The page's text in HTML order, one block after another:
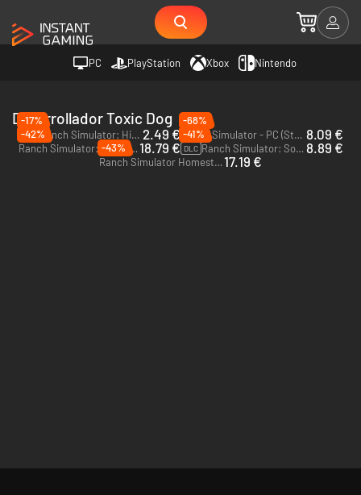
PC PlayStation Xbox Nintendo
Desarrollador Toxic Dog
-17%
DLC Ranch Simulator: Highland Cows Pack - Build, Farm, Hunt - PC (Steam) 2.49 €
-68%
Ranch Simulator - PC (Steam) 8.09 €
-42%
Ranch Simulator: Gold Edition - PC (Steam)18.79 €
-41%
DLC Ranch Simulator: Southwest Ranch & Farm Expansion Pack - PC (Steam) 8.89 €
-43%
Ranch Simulator Homestead Edition - PC (Steam)17.19 €